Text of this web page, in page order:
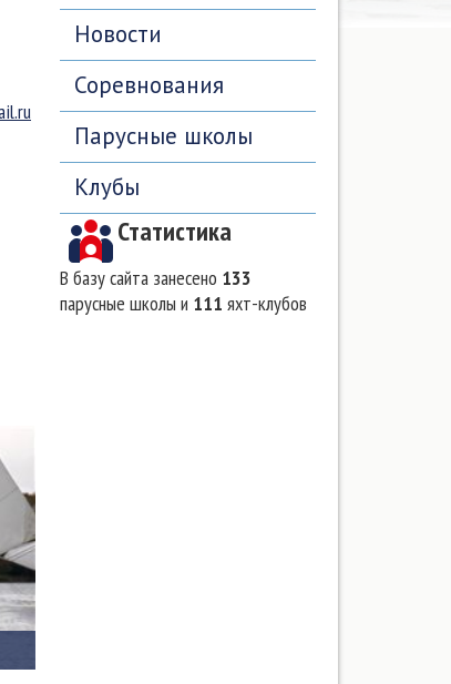
Новости
Соревнования
Парусные школы
Клубы
Статистика
В базу сайта занесено 133
парусные школы и 111 яхт-клубов